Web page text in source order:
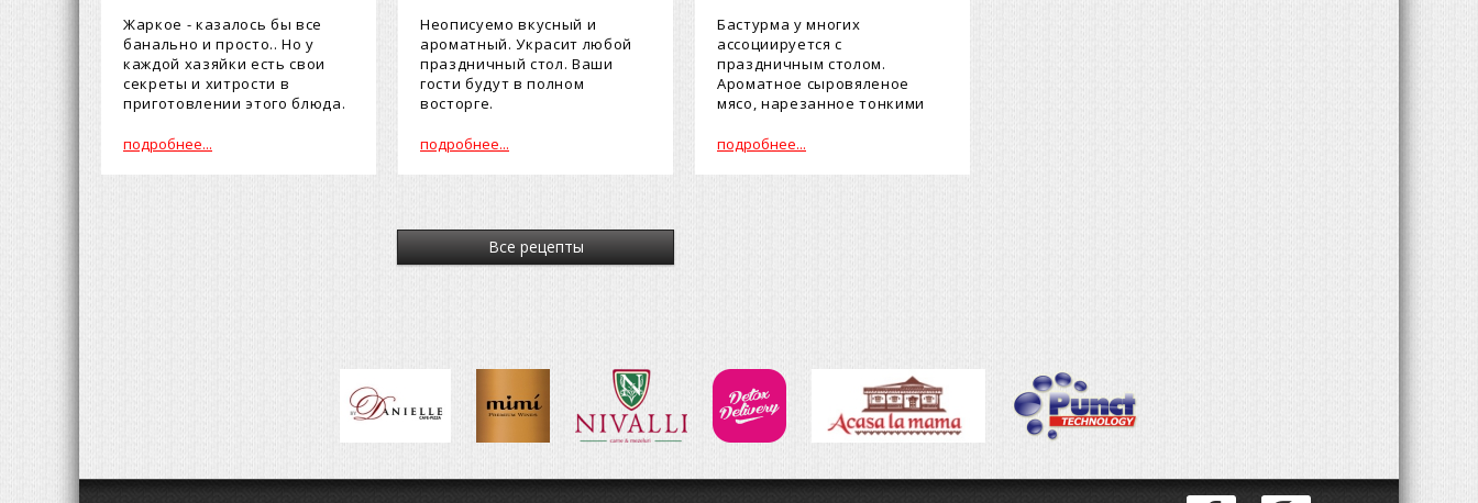
Жаркое - казалось бы все
банально и просто.. Но у
каждой хазяйки есть свои
секреты и хитрости в
приготовлении этого блюда.
подробнее...
Неописуемо вкусный и
ароматный. Украсит любой
праздничный стол. Ваши
гости будут в полном
восторге.
подробнее...
Бастурма у многих
ассоциируется с
праздничным столом.
Ароматное сыровяленое
мясо, нарезанное тонкими
рту...
подробнее...
Все рецепты